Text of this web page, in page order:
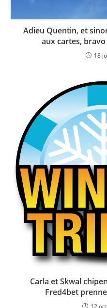
Adieu Quentin, et
aux cartes,
18
Carla et Skwal
Fred4bet
12